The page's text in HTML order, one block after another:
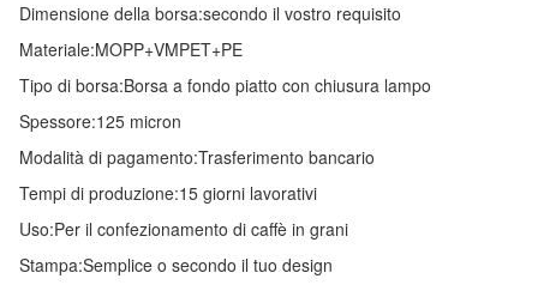
Dimensione della borsa:secondo il vostro requisito
Materiale:MOPP+VMPET+PE
Tipo di borsa:Borsa a fondo piatto con chiusura lampo
Spessore:125 micron
Modalità di pagamento:Trasferimento bancario
Tempi di produzione:15 giorni lavorativi
Uso:Per il confezionamento di caffè in grani
Stampa:Semplice o secondo il tuo design